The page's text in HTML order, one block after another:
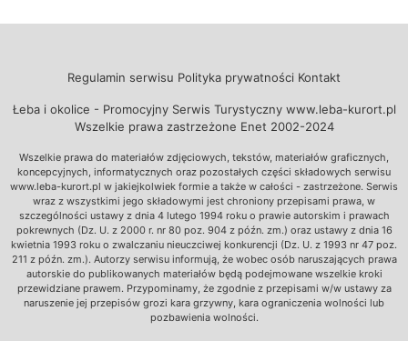
Regulamin serwisu Polityka prywatności Kontakt
Łeba i okolice - Promocyjny Serwis Turystyczny www.leba-kurort.pl
Wszelkie prawa zastrzeżone Enet 2002-2024
Wszelkie prawa do materiałów zdjęciowych, tekstów, materiałów graficznych,
koncepcyjnych, informatycznych oraz pozostałych części składowych serwisu
www.leba-kurort.pl w jakiejkolwiek formie a także w całości - zastrzeżone. Serwis
wraz z wszystkimi jego składowymi jest chroniony przepisami prawa, w
szczególności ustawy z dnia 4 lutego 1994 roku o prawie autorskim i prawach
pokrewnych (Dz. U. z 2000 r. nr 80 poz. 904 z późn. zm.) oraz ustawy z dnia 16
kwietnia 1993 roku o zwalczaniu nieuczciwej konkurencji (Dz. U. z 1993 nr 47 poz.
211 z późn. zm.). Autorzy serwisu informują, że wobec osób naruszających prawa
autorskie do publikowanych materiałów będą podejmowane wszelkie kroki
przewidziane prawem. Przypominamy, że zgodnie z przepisami w/w ustawy za
naruszenie jej przepisów grozi kara grzywny, kara ograniczenia wolności lub
pozbawienia wolności.